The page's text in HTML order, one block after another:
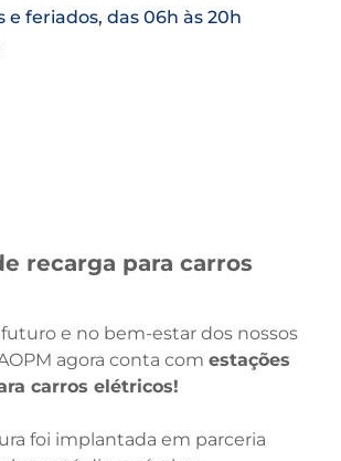
e feriados, das 06h às 20h
recarga para carros
e no bem-estar dos nossos
agora conta com estações
carros elétricos!
foi implantada em parceria